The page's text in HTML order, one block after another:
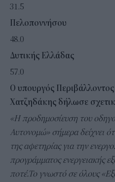
31.5
Πελοποννήσου
48.0
Δυτικής Ελλάδας
57.0
O υπουργός
Xατζηδάκης δήλωσε
«Η προδημοσίευση του
Αυτονομώ» σήμερα δείχνει
της αφετηρίας για την
προγράμματος ενεργειακής
ποτέ.Το γνωστό σε όλους